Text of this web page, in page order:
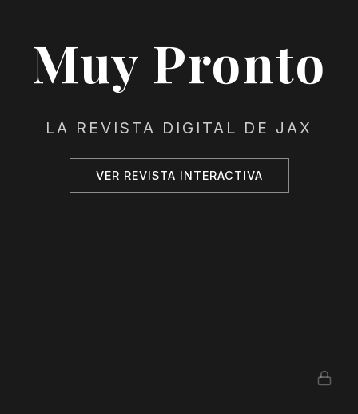
Muy Pronto
LA REVISTA DIGITAL DE JAX
VER REVISTA INTERACTIVA